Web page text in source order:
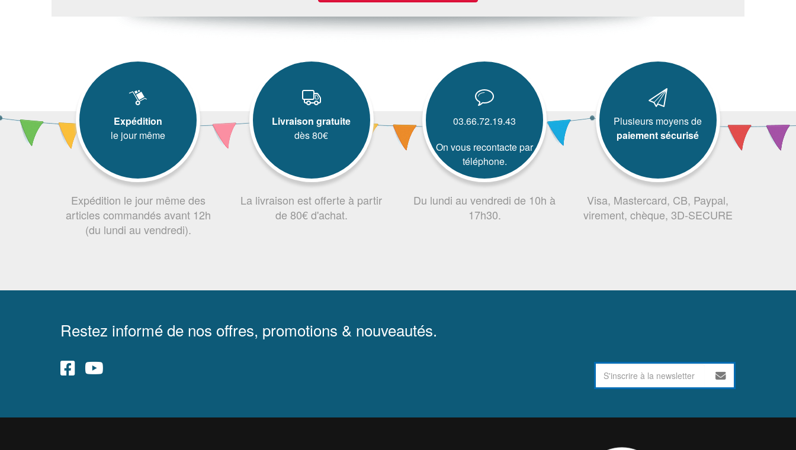
Expédition
le jour même
Expédition le jour même des
articles commandés avant 12h
(du lundi au vendredi).
Livraison gratuite
dès 80€
La livraison est offerte à partir
de 80€ d'achat.
03.66.72.19.43
On vous recontacte par
téléphone.
Du lundi au vendredi de 10h à
17h30.
Plusieurs moyens de
paiement sécurisé
Visa, Mastercard, CB, Paypal,
virement, chèque, 3D-SECURE
Restez informé de nos offres, promotions & nouveautés.